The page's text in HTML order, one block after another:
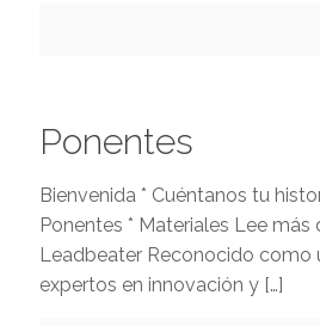
Ponentes
Bienvenida * Cuéntanos tu
Ponentes * Materiales Lee más
Leadbeater Reconocido como
expertos en innovación y […]